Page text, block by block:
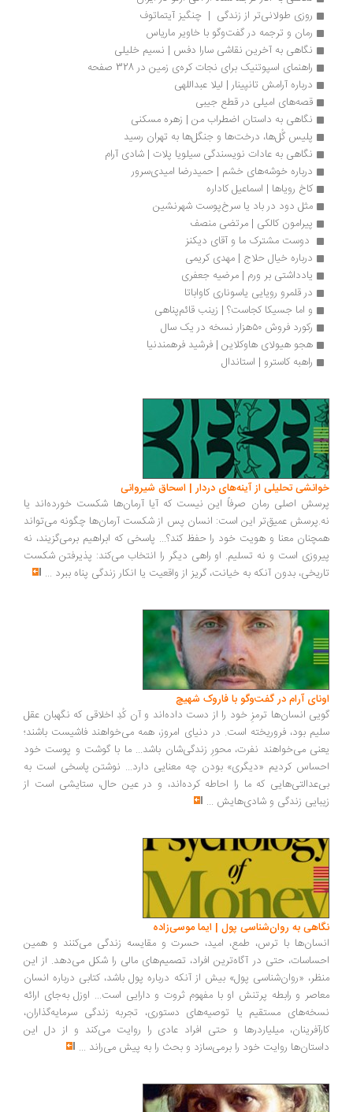
روزی طولانی‌تر از زندگی  |  چنگیز آیتماتوف
رمان و ترجمه در گفت‌وگو با خاویر ماریاس
نگاهی به آخرین نقاشی سارا دفس | نسیم خلیلی
راهنمای اسپوتنیک برای نجات کره‌ی زمین در 328 صفحه
درباره آرامش تانپینار | لیلا عبداللهی
قصه‌های امیلی در قطع جیبی
نگاهی به داستان اضطراب من | زهره مسکنی
پلیس گُل‌ها، درخت‌ها و جنگل‌ها به تهران رسید
نگاهی به عادات نویسندگی سیلویا پلات | شادی آرام
درباره‌ خوشه‌های خشم | حمیدرضا امیدی‌سرور
کاخ رویاها | اسماعیل کاداره
مثل دود در باد یا سرخ‌پوست شهرنشین
پیرامون کالکی | مرتضی منصف
دوست مشترک ما و آقای دیکنز
درباره خیال حلاج | مهدی کریمی
یادداشتی بر ورم | مرضیه جعفری
در قلمرو رویایی یاسوناری کاواباتا
و اما جسیکا کجاست؟ | زینب قائم‌پناهی
رکورد فروش ۵۰هزار نسخه در یک سال
هجو هیولای هاوکلاین | فرشید فرهمندنیا
راهبه کاسترو | استاندال
تحلیلی از آینه‌های دردار | اسحاق شیروانی
اصلی رمان صرفاً این نیست که آیا آرمان‌ها شکست خورده‌اند یا
عمیق‌تر این است: انسان پس از شکست آرمان‌ها چگونه می‌تواند
معنا و هویت خود را حفظ کند؟... پاسخی که ابراهیم برمی‌گزیند، نه
است و نه تسلیم. او راهی دیگر را انتخاب می‌کند: پذیرفتن شکست
بدون آنکه به خیانت، گریز از واقعیت یا انکار زندگی پناه ببرد...
آرام در گفت‌وگو با فاروک شهیچ‭
انسان‌ها ترمزِ خود را از دست داده‌اند و آن کُدِ اخلاقی که نگهبان عقل
بود، فروریخته است. در دنیای امروز، همه می‌خواهند فاشیست باشند؛
می‌خواهند نفرت، محورِ زندگی‌شان باشد... ما با گوشت و پوست خود
کردیم «دیگری» بودن چه معنایی دارد... نوشتن پاسخی است به
که ما را احاطه کرده‌اند، و در عین حال، ستایشی است از
زندگی و شادی‌هایش...
به روان‌شناسی پول | ایما موسی‌زاده
با ترس، طمع، امید، حسرت و مقایسه زندگی می‌کنند و همین
حتی در آگاه‌ترین افراد، تصمیم‌های مالی را شکل می‌دهد. از این
«روان‌شناسی پول» بیش از آنکه درباره پول باشد، کتابی درباره انسان
و رابطه پرتنش او با مفهوم ثروت و دارایی است... اوزل به‌جای ارائه
مستقیم یا توصیه‌های دستوری، تجربه زندگی سرمایه‌گذاران،
میلیاردرها و حتی افراد عادی را روایت می‌کند و از دل این
روایت خود را برمی‌سازد و بحث را به پیش می‌راند...